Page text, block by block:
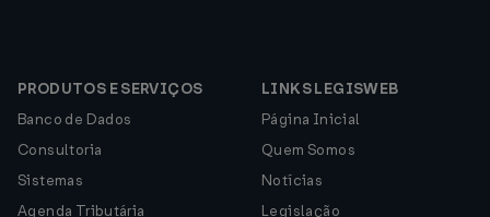
PRODUTOS E SERVIÇOS
Banco de Dados
Consultoria
Sistemas
Agenda Tributária
LINKS LEGISWEB
Página Inicial
Quem Somos
Notícias
Legislação